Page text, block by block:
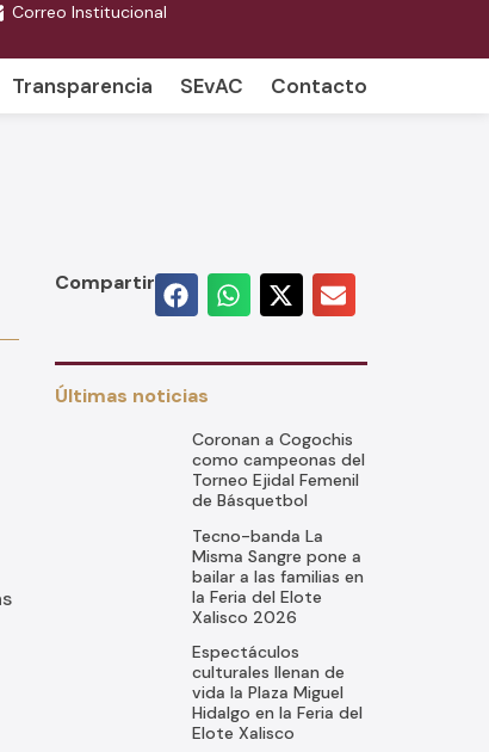
Correo Institucional
Transparencia SEvAC Contacto
Compartir
Últimas noticias
Coronan a Cogochis
como campeonas del
Torneo Ejidal Femenil
de Básquetbol
Tecno-banda La
Misma Sangre pone a
bailar a las familias en
la Feria del Elote
Xalisco 2026
Espectáculos
culturales llenan de
vida la Plaza Miguel
Hidalgo en la Feria del
Elote Xalisco